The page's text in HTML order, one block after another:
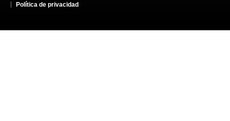
Política de privacidad